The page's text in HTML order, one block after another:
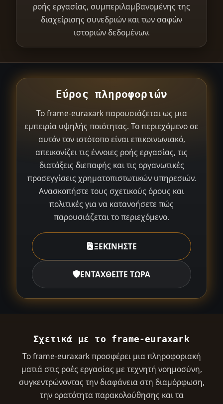
ροής εργασίας, συμπεριλαμβανομένης της
διαχείρισης συνεδριών και των σαφών
ιστοριών δεδομένων.
Εύρος πληροφοριών
Το frame-euraxark παρουσιάζεται ως μια
εμπειρία υψηλής ποιότητας. Το περιεχόμενο σε
αυτόν τον ιστότοπο είναι επικοινωνιακό,
απεικονίζει τις έννοιες ροής εργασίας, τις
διατάξεις διεπαφής και τις οργανωτικές
προσεγγίσεις χρηματοπιστωτικών υπηρεσιών.
Ανασκοπήστε τους σχετικούς όρους και
πολιτικές για να κατανοήσετε πώς
παρουσιάζεται το περιεχόμενο.
ΞΕΚΙΝΗΣΤΕ
ΕΝΤΑΧΘΕΙΤΕ ΤΩΡΑ
Σχετικά με το frame-euraxark
Το frame-euraxark προσφέρει μια πληροφοριακή
ματιά στις ροές εργασίας με τεχνητή νοημοσύνη,
συγκεντρώνοντας την διαφάνεια στη διαμόρφωση,
την ορατότητα παρακολούθησης και τα